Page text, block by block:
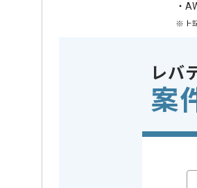
・
※上
精算
支払
レバ
案